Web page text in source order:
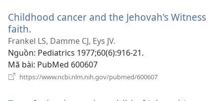
mới)
Childhood cancer and the Jehovah's Witness
faith.
cửa
sổ
mới)
Frankel LS, Damme CJ, Eys JV.
Nguồn‎: Pediatrics 1977;60(6):916-21.
Mã bài‎: PubMed 600607
https://www.ncbi.nlm.nih.gov/pubmed/600607